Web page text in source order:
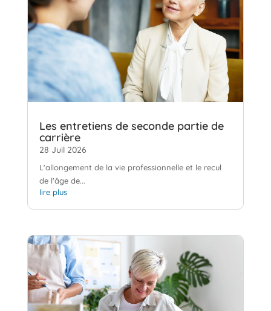
Les entretiens de seconde partie de
carrière
28 Juil 2026
L'allongement de la vie professionnelle et le recul
de l'âge de...
lire plus